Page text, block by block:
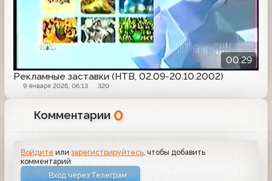
00:29
Рекламные заставки (НТВ, 02.09-20.10.2002)
9 января 2026, 06:13 320
Комментарии 0
Войдите илизарегистрируйтесь, чтобы добавить
комментарий
Вход через Телеграм